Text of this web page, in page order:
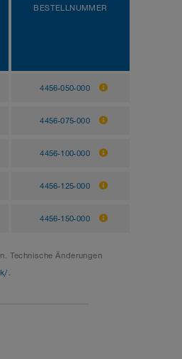
BESTELLNUMMER
4456-050-000
4456-075-000
4456-100-000
4456-125-000
4456-150-000
Technische Änderungen
.